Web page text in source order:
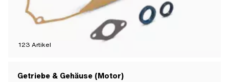
123 Artikel
Getriebe & Gehäuse (Motor)